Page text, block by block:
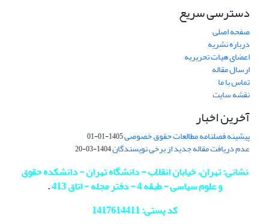
دسترسی سریع
صفحه اصلی
درباره نشریه
اعضای هیات تحریریه
ارسال مقاله
تماس با ما
نقشه سایت
آخرین اخبار
پیشینه فصلنامه مطالعات حقوق خصوصی1405-01-01
عدم دریافت مقاله جدید از برخی نویسندگان1404-03-20
نشانی: تهران، خیابان انقلاب - دانشگاه تهران - دانشکده حقوق
و علوم سیاسی - طبقه 4 - دفتر مجله - اتاق 413
.
کد پستی: 1417614411